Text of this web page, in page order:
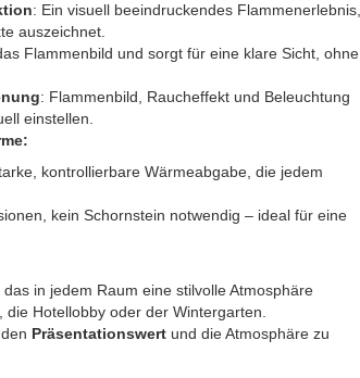
: Ein visuell beeindruckendes Flammenerlebnis,
auszeichnet.
Flammenbild und sorgt für eine klare Sicht, ohne
: Flammenbild, Raucheffekt und Beleuchtung
einstellen.
kontrollierbare Wärmeabgabe, die jedem
kein Schornstein notwendig – ideal für eine
in jedem Raum eine stilvolle Atmosphäre
Hotellobby oder der Wintergarten.
Präsentationswert und die Atmosphäre zu